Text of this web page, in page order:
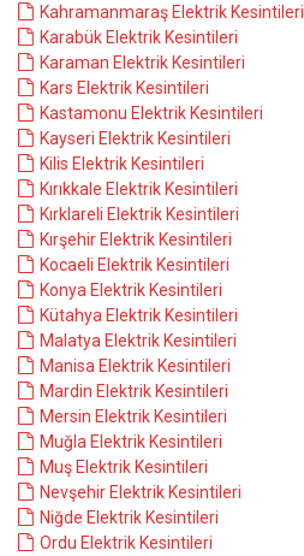
Kahramanmaraş Elektrik Kesintileri
Karabük Elektrik Kesintileri
Karaman Elektrik Kesintileri
Kars Elektrik Kesintileri
Kastamonu Elektrik Kesintileri
Kayseri Elektrik Kesintileri
Kilis Elektrik Kesintileri
Kırıkkale Elektrik Kesintileri
Kırklareli Elektrik Kesintileri
Kırşehir Elektrik Kesintileri
Kocaeli Elektrik Kesintileri
Konya Elektrik Kesintileri
Kütahya Elektrik Kesintileri
Malatya Elektrik Kesintileri
Manisa Elektrik Kesintileri
Mardin Elektrik Kesintileri
Mersin Elektrik Kesintileri
Muğla Elektrik Kesintileri
Muş Elektrik Kesintileri
Nevşehir Elektrik Kesintileri
Niğde Elektrik Kesintileri
Ordu Elektrik Kesintileri